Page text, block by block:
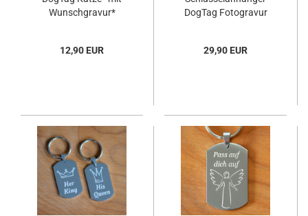
Wunschgravur*
12,90 EUR
DogTag Fotogravur
29,90 EUR